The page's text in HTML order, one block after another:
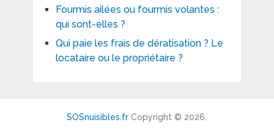
Fourmis ailées ou fourmis volantes :
qui sont-elles ?
Qui paie les frais de dératisation ? Le
locataire ou le propriétaire ?
SOSnuisibles.fr Copyright © 2026.